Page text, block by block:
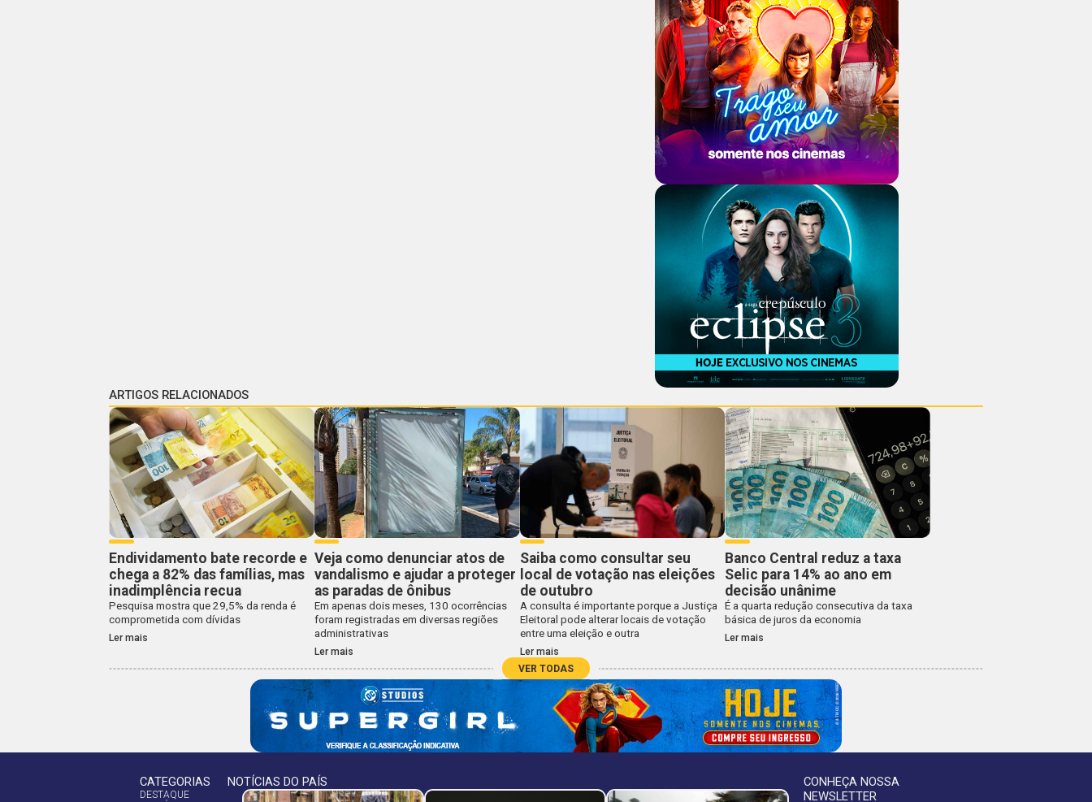
ARTIGOS RELACIONADOS
Endividamento bate recorde e
chega a 82% das famílias, mas
inadimplência recua
Pesquisa mostra que 29,5% da renda é
comprometida com dívidas
Ler mais
Veja como denunciar atos de
vandalismo e ajudar a proteger
as paradas de ônibus
Em apenas dois meses, 130 ocorrências
foram registradas em diversas regiões
administrativas
Ler mais
Saiba como consultar seu
local de votação nas eleições
de outubro
A consulta é importante porque a Justiça
Eleitoral pode alterar locais de votação
entre uma eleição e outra
Ler mais
Banco Central reduz a taxa
Selic para 14% ao ano em
decisão unânime
É a quarta redução consecutiva da taxa
básica de juros da economia
Ler mais
VER TODAS
CATEGORIAS
DESTAQUE
NOTÍCIAS DO PAÍS
CONHEÇA NOSSA
NEWSLETTER